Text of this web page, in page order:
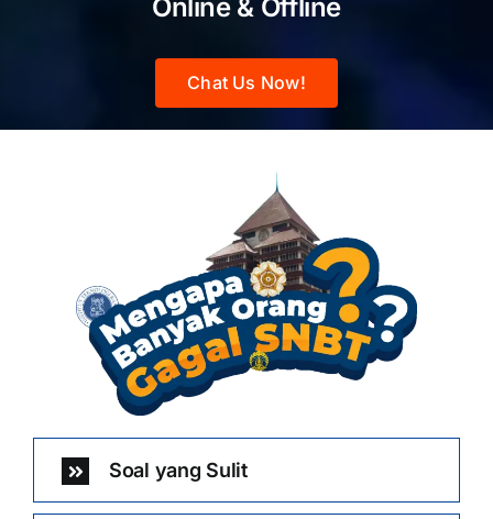
Online & Offline
Chat Us Now!
Soal yang Sulit